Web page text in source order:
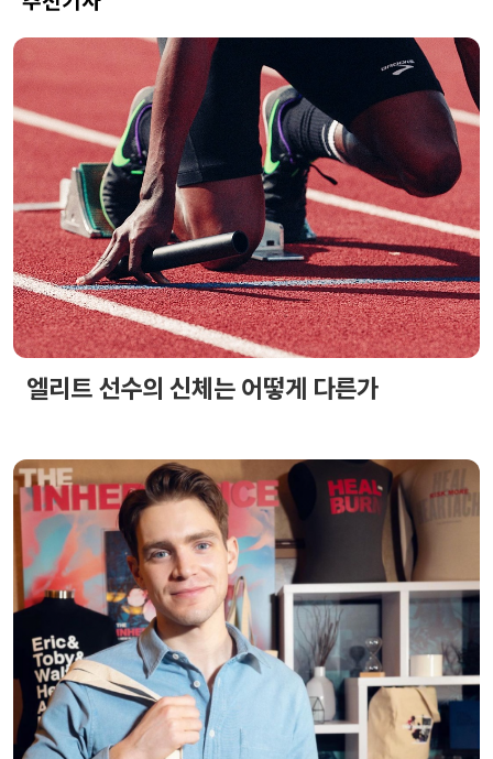
엘리트 선수의 신체는 어떻게 다른가